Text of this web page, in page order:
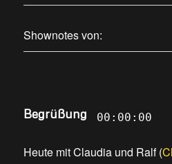
Shownotes von:
Begrüßung 00:00:00
Heute mit Claudia und Ralf(